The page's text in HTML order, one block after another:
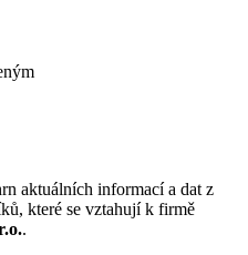
aktuálních informací a dat z
které se vztahují k firmě
.